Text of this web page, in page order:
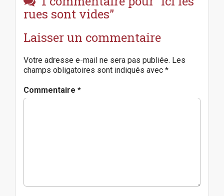
n
a
v
i
a
t
i
o
rues sont vides”
Laisser un commentaire
Votre adresse e-mail ne sera pas publiée. Les
champs obligatoires sont indiqués avec *
Commentaire *